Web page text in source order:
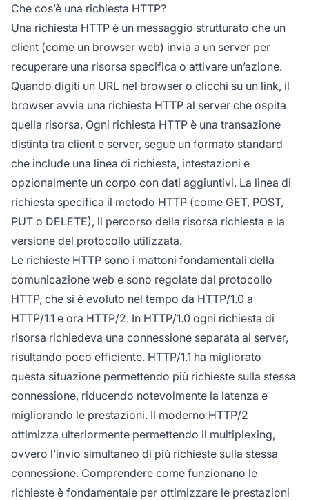
Che cos’è una richiesta HTTP?
Una richiesta HTTP è un messaggio strutturato che un
client (come un browser web) invia a un server per
recuperare una risorsa specifica o attivare un’azione.
Quando digiti un URL nel browser o clicchi su un link, il
browser avvia una richiesta HTTP al server che ospita
quella risorsa. Ogni richiesta HTTP è una transazione
distinta tra client e server, segue un formato standard
che include una linea di richiesta, intestazioni e
opzionalmente un corpo con dati aggiuntivi. La linea di
richiesta specifica il metodo HTTP (come GET, POST,
PUT o DELETE), il percorso della risorsa richiesta e la
versione del protocollo utilizzata.
Le richieste HTTP sono i mattoni fondamentali della
comunicazione web e sono regolate dal protocollo
HTTP, che si è evoluto nel tempo da HTTP/1.0 a
HTTP/1.1 e ora HTTP/2. In HTTP/1.0 ogni richiesta di
risorsa richiedeva una connessione separata al server,
risultando poco efficiente. HTTP/1.1 ha migliorato
questa situazione permettendo più richieste sulla stessa
connessione, riducendo notevolmente la latenza e
migliorando le prestazioni. Il moderno HTTP/2
ottimizza ulteriormente permettendo il multiplexing,
ovvero l’invio simultaneo di più richieste sulla stessa
connessione. Comprendere come funzionano le
richieste è fondamentale per ottimizzare le prestazioni